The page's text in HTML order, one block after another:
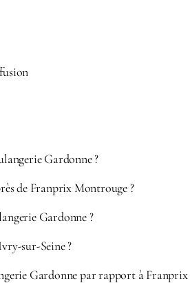
Gardonne ?
de Franprix Montrouge ?
Gardonne ?
sur-Seine ?
Gardonne par rapport à Franprix